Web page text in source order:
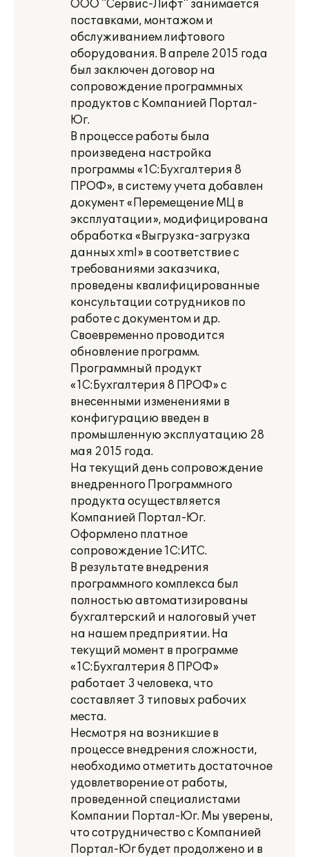
ООО "Сервис-Лифт" занимается
поставками, монтажом и
обслуживанием лифтового
оборудования. В апреле 2015 года
был заключен договор на
сопровождение программных
продуктов с Компанией Портал-
Юг.
В процессе работы была
произведена настройка
программы «1C:Бухгалтерия 8
ПРОФ», в систему учета добавлен
документ «Перемещение МЦ в
эксплуатации», модифицирована
обработка «Выгрузка-загрузка
данных xml» в соответствие с
требованиями заказчика,
проведены квалифицированные
консультации сотрудников по
работе с документом и др.
Своевременно проводится
обновление программ.
Программный продукт
«1C:Бухгалтерия 8 ПРОФ» с
внесенными изменениями в
конфигурацию введен в
промышленную эксплуатацию 28
мая 2015 года.
На текущий день сопровождение
внедренного Программного
продукта осуществляется
Компанией Портал-Юг.
Оформлено платное
сопровождение 1С:ИТС.
В результате внедрения
программного комплекса был
полностью автоматизированы
бухгалтерский и налоговый учет
на нашем предприятии. На
текущий момент в программе
«1C:Бухгалтерия 8 ПРОФ»
работает 3 человека, что
составляет 3 типовых рабочих
места.
Несмотря на возникшие в
процессе внедрения сложности,
необходимо отметить достаточное
удовлетворение от работы,
проведенной специалистами
Компании Портал-Юг. Мы уверены,
что сотрудничество с Компанией
Портал-Юг будет продолжено и в